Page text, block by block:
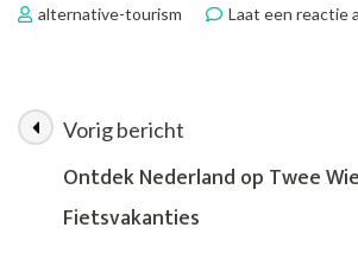
alternative-tourism Laat een reactie
Berichtnavigatie
Vorig bericht
Ontdek Nederland op Twee
Fietsvakanties